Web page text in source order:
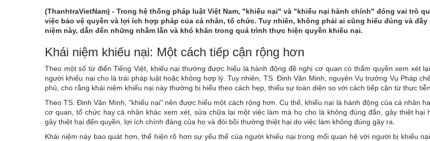
(ThanhtraVietNam) - Trong hệ thống pháp luật Việt Nam, "khiếu nại" và "khiếu nại hành chính" đóng vai trò
việc bảo vệ quyền và lợi ích hợp pháp của cá nhân, tổ chức. Tuy nhiên, không phải ai cũng hiểu đúng và đầy
niệm này, dẫn đến những nhầm lẫn và khó khăn trong quá trình thực hiện quyền khiếu nại.
Khái niệm khiếu nại: Một cách tiếp cận rộng hơn
Theo một số từ điển Tiếng Việt, khiếu nại thường được hiểu là hành động đề nghị cơ quan có thẩm quyền xem xét
người khiếu nại cho là trái pháp luật hoặc không hợp lý. Tuy nhiên, TS. Đinh Văn Minh, nguyên Vụ trưởng Vụ Pháp
phủ, cho rằng khái niệm khiếu nại này thường bị hiểu theo cách hẹp, thiếu sự toàn diện so với cách tiếp cận từ thực
Theo TS. Đinh Văn Minh, "khiếu nại" nên được hiểu một cách rộng hơn. Cụ thể, khiếu nại là hành động của cá nhân
cơ quan, tổ chức hay cá nhân khác xem xét, sửa chữa lại một việc làm mà họ cho là không đúng đắn, gây thiệt hại
gây thiệt hại đến quyền, lợi ích chính đáng của họ và đòi bồi thường thiệt hại do việc làm không đúng gây ra.
Khái niệm này bao quát hơn, thể hiện rõ hơn sự yếu thế của người khiếu nại trong mối quan hệ với người bị khiếu